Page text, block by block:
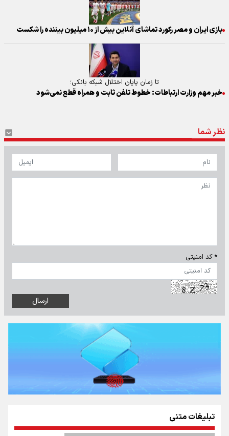
بازی ایران و مصر رکورد تماشای آنلاین بیش از ۱۰ میلیون بیننده را شکست
تا زمان پایان اختلال شبکه بانکی؛
خبر مهم وزارت ارتباطات: خطوط تلفن ثابت و همراه قطع نمی‌شود
نظر شما
* کد امنیتی
تبلیغات متنی